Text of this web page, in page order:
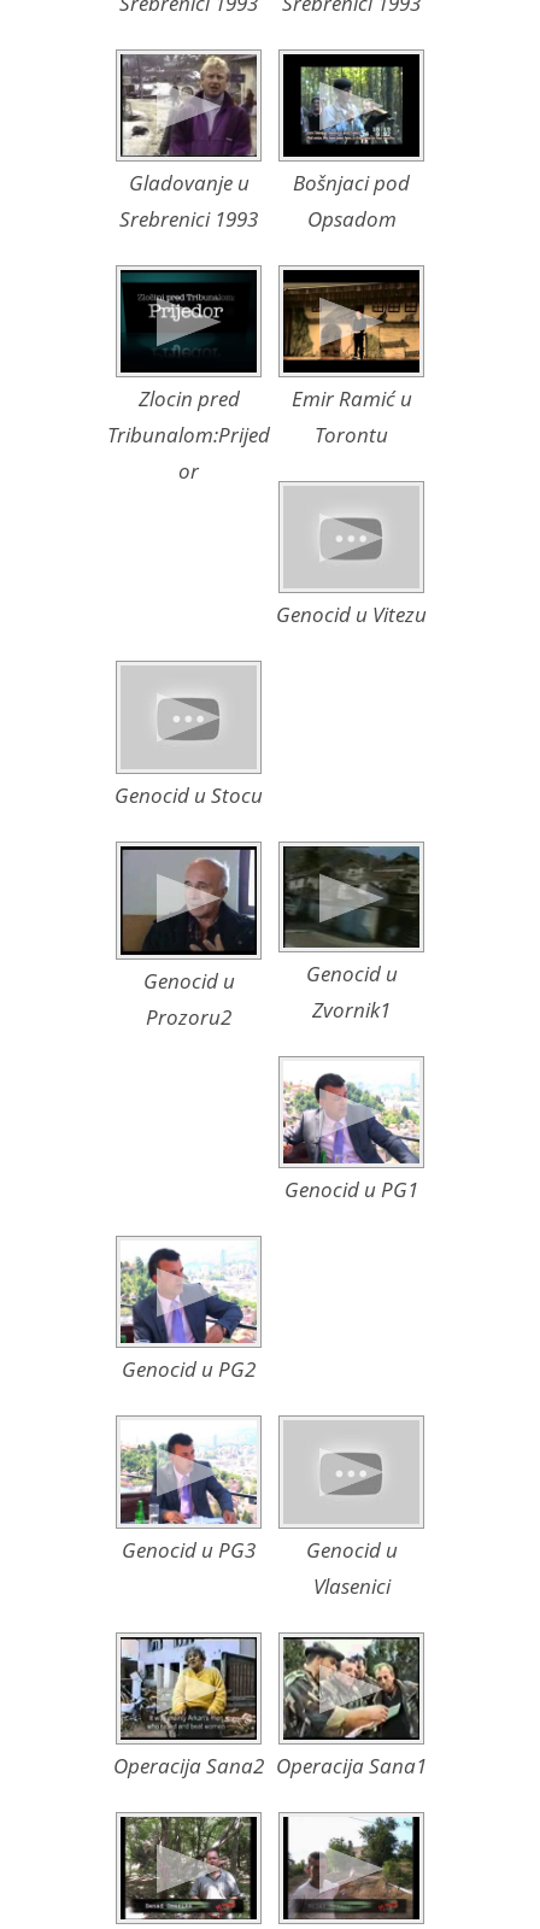
Gladovanje u
Srebrenici 1993
Bošnjaci pod
Opsadom
Zlocin pred
Tribunalom:Prijed
or
Emir Ramić u
Torontu
Genocid u Vitezu
Genocid u Stocu
Genocid u
Prozoru2
Genocid u
Zvornik1
Genocid u PG1
Genocid u PG2
Genocid u PG3
Genocid u
Vlasenici
Operacija Sana2 Operacija Sana1